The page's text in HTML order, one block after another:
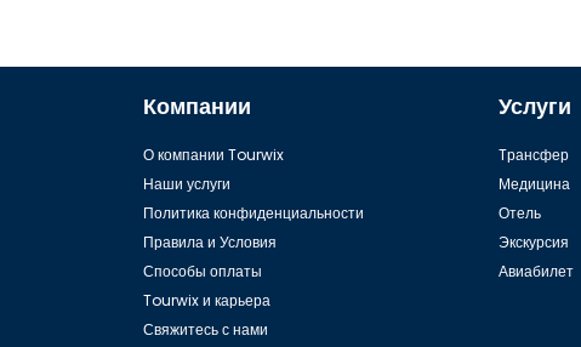
Компании
О компании Tourwix
Наши услуги
Политика конфиденциальности
Правила и Условия
Способы оплаты
Tourwix и карьера
Свяжитесь с нами
Услуги
Tрансфер
Медицина
Отель
Экскурсия
Авиабилет